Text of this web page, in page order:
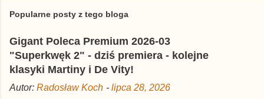
e
i
j
o
m
e
Popularne posty z tego bloga
Gigant Poleca Premium 2026-03
"Superkwęk 2" - dziś premiera - kolejne
klasyki Martiny i De Vity!
Autor: Radosław Koch - lipca 28, 2026